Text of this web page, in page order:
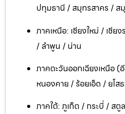
ปทุมธานี / สมุทรสาคร / ส
ภาคเหนือ: เชียงใหม่ / เชีย
/ ลำพูน / น่าน
ภาคตะวันออกเฉียงเหนือ
หนองคาย / ร้อยเอ็ด / ยโ
ภาคใต้: ภูเก็ต / กระบี่ / ส